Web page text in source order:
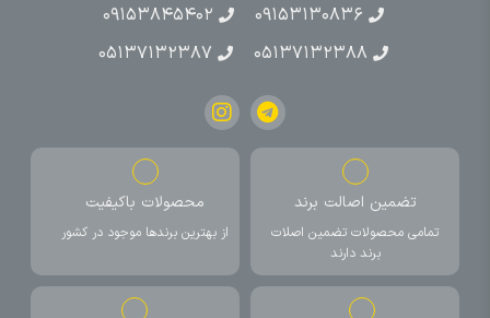
۰۹۱۵۳۱۳۰۸۳۶
۰۹۱۵۳۸۴۵۴۰۲
۰۵۱۳۷۱۳۲۳۸۸
۰۵۱۳۷۱۳۲۳۸۷
تضمین اصالت برند
تمامی محصولات تضمین اصلات
برند دارند
محصولات باکیفیت
از بهترین برندها موجود در کشور